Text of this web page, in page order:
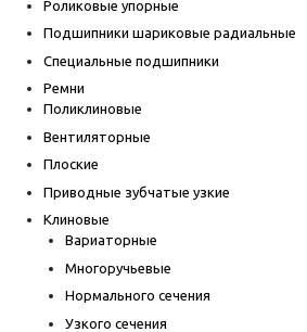
Роликовые упорные
Подшипники шариковые радиальные
Специальные подшипники
Ремни
Поликлиновые
Вентиляторные
Плоские
Приводные зубчатые узкие
Клиновые
Вариаторные
Многоручьевые
Нормального сечения
Узкого сечения